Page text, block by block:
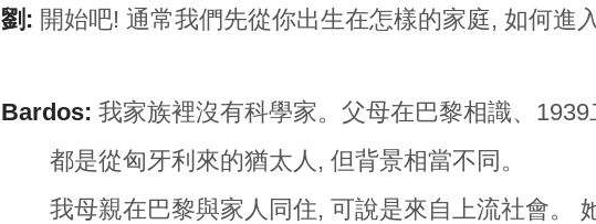
劉: 開始吧! 通常我們先從你出生在怎樣的家庭, 如何進
Bardos: 我家族裡沒有科學家。父母在巴黎相識、
都是從匈牙利來的猶太人, 但背景相當不同。
我母親在巴黎與家人同住, 可說是來自上流社會。